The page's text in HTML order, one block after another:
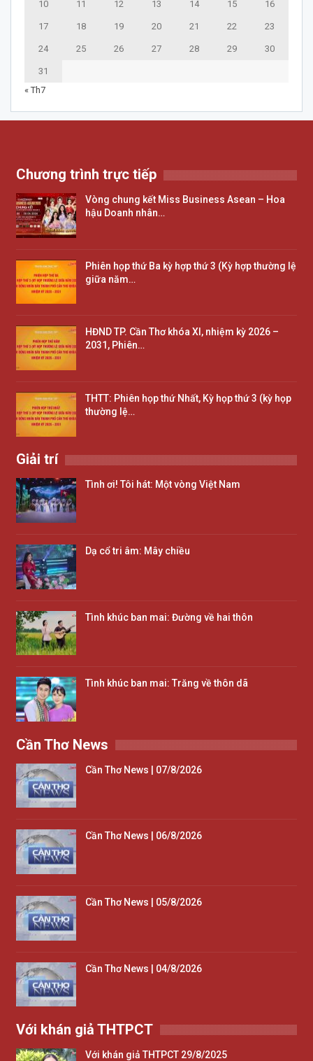
10 11 12 13 14 15 16
17 18 19 20 21 22 23
24 25 26 27 28 29 30
31
« Th7
Chương trình trực tiếp
Vòng chung kết Miss Business Asean – Hoa
hậu Doanh nhân…
Phiên họp thứ Ba kỳ hợp thứ 3 (Kỳ hợp thường lệ
giữa năm…
HĐND TP. Cần Thơ khóa XI, nhiệm kỳ 2026 –
2031, Phiên…
THTT: Phiên họp thứ Nhất, Kỳ họp thứ 3 (kỳ họp
thường lệ…
Giải trí
Tình ơi! Tôi hát: Một vòng Việt Nam
Dạ cổ tri âm: Mây chiều
Tình khúc ban mai: Đường về hai thôn
Tình khúc ban mai: Trăng về thôn dã
Cần Thơ News
Cần Thơ News | 07/8/2026
Cần Thơ News | 06/8/2026
Cần Thơ News | 05/8/2026
Cần Thơ News | 04/8/2026
Với khán giả THTPCT
Với khán giả THTPCT 29/8/2025